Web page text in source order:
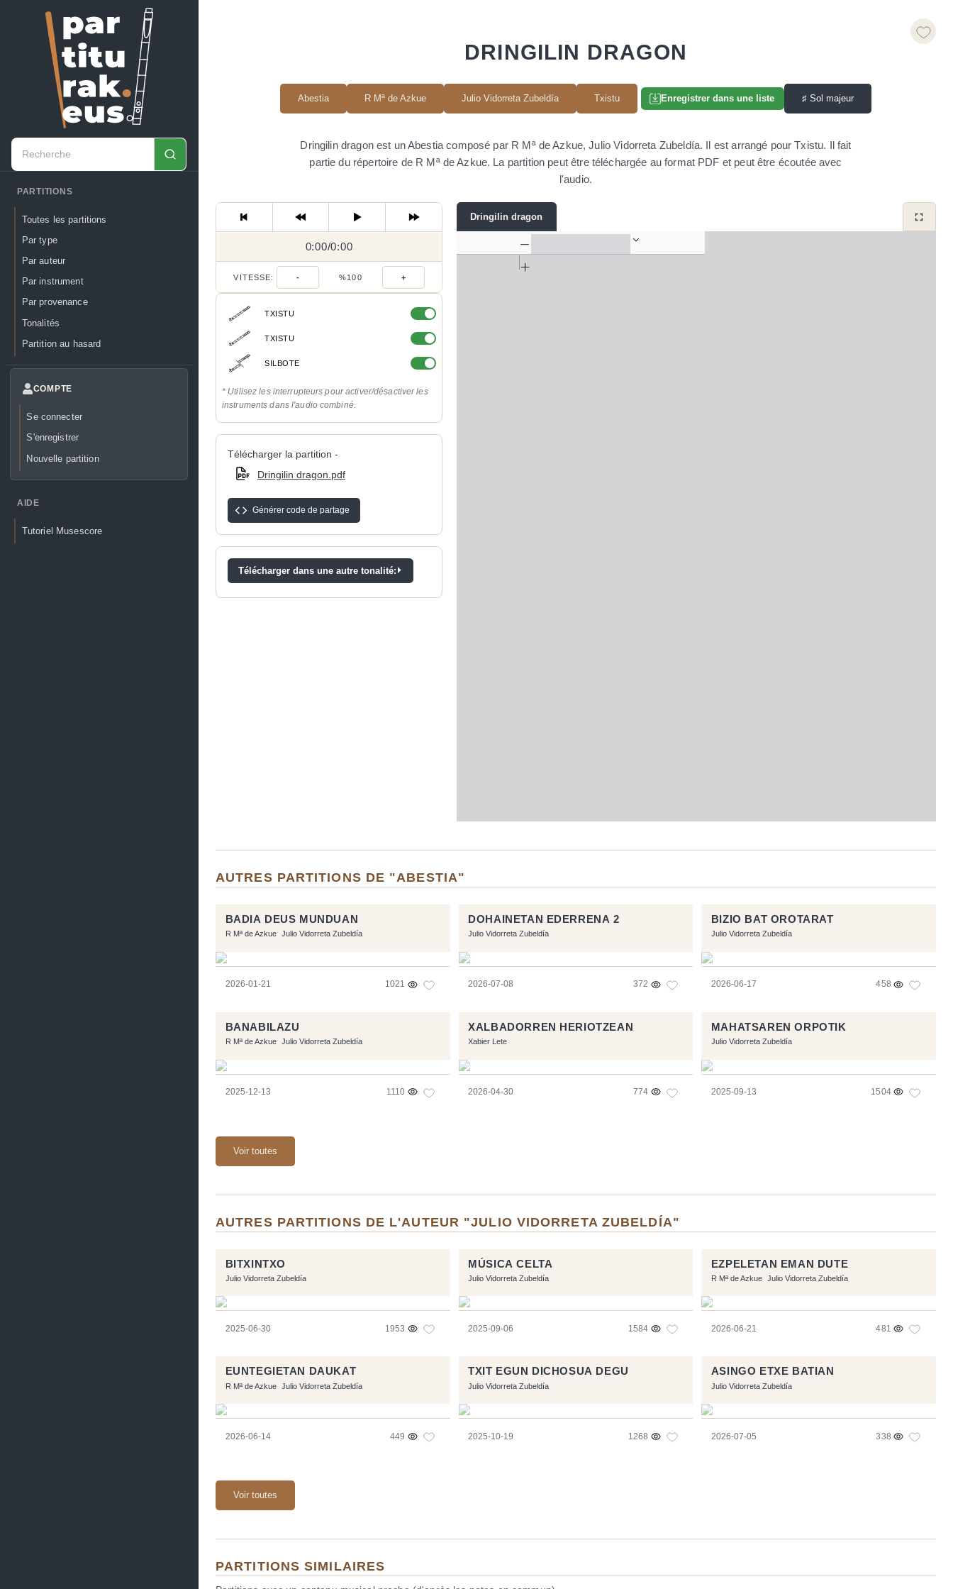
PARTITIONS
Toutes les partitions
Par type
Par auteur
Par instrument
Par provenance
Tonalités
Partition au hasard
COMPTE
Se connecter
S'enregistrer
Nouvelle partition
AIDE
Tutoriel Musescore
DRINGILIN DRAGON
Abestia R Mª de Azkue Julio Vidorreta Zubeldía Txistu Enregistrer dans une liste ♯ Sol majeur
Dringilin dragon est un Abestia composé par R Mª de Azkue, Julio Vidorreta Zubeldía. Il est arrangé pour Txistu. Il fait
partie du répertoire de R Mª de Azkue. La partition peut être téléchargée au format PDF et peut être écoutée avec
l'audio.
0:00/
0:00/0:00
VITESSE: - %100 +
TXISTU
TXISTU
SILBOTE
* Utilisez les interrupteurs pour activer/désactiver les
instruments dans l'audio combiné.
Télécharger la partition -
Dringilin dragon.pdf
Générer code de partage
Télécharger dans une autre tonalité:
Dringilin dragon
AUTRES PARTITIONS DE "ABESTIA"
BADIA DEUS MUNDUAN
R Mª de Azkue Julio Vidorreta Zubeldía
2026-01-21 1021
DOHAINETAN EDERRENA 2
Julio Vidorreta Zubeldía
2026-07-08 372
BIZIO BAT OROTARAT
Julio Vidorreta Zubeldía
2026-06-17 458
BANABILAZU
R Mª de Azkue Julio Vidorreta Zubeldía
2025-12-13 1110
XALBADORREN HERIOTZEAN
Xabier Lete
2026-04-30 774
MAHATSAREN ORPOTIK
Julio Vidorreta Zubeldía
2025-09-13 1504
Voir toutes
AUTRES PARTITIONS DE L'AUTEUR "JULIO VIDORRETA ZUBELDÍA"
BITXINTXO
Julio Vidorreta Zubeldía
2025-06-30 1953
MÚSICA CELTA
Julio Vidorreta Zubeldía
2025-09-06 1584
EZPELETAN EMAN DUTE
R Mª de Azkue Julio Vidorreta Zubeldía
2026-06-21 481
EUNTEGIETAN DAUKAT
R Mª de Azkue Julio Vidorreta Zubeldía
2026-06-14 449
TXIT EGUN DICHOSUA DEGU
Julio Vidorreta Zubeldía
2025-10-19 1268
ASINGO ETXE BATIAN
Julio Vidorreta Zubeldía
2026-07-05 338
Voir toutes
PARTITIONS SIMILAIRES